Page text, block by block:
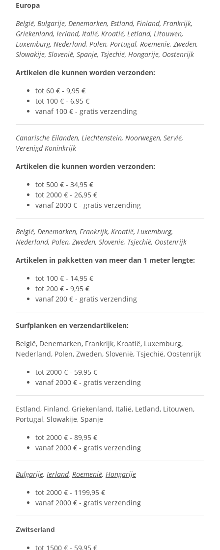
Europa
België, Bulgarije, Denemarken, Estland, Finland, Frankrijk,
Griekenland, Ierland, Italië, Kroatië, Letland, Litouwen,
Luxemburg, Nederland, Polen, Portugal, Roemenië, Zweden,
Slowakije, Slovenië, Spanje, Tsjechië, Hongarije, Oostenrijk
Artikelen die kunnen worden verzonden:
tot 60 € - 9,95 €
tot 100 € - 6,95 €
vanaf 100 € - gratis verzending
Canarische Eilanden, Liechtenstein, Noorwegen, Servië,
Verenigd Koninkrijk
Artikelen die kunnen worden verzonden:
tot 500 € - 34,95 €
tot 2000 € - 26,95 €
vanaf 2000 € - gratis verzending
België, Denemarken, Frankrijk, Kroatië, Luxemburg,
Nederland, Polen, Zweden, Slovenië, Tsjechië, Oostenrijk
Artikelen in pakketten van meer dan 1 meter lengte:
tot 100 € - 14,95 €
tot 200 € - 9,95 €
vanaf 200 € - gratis verzending
Surfplanken en verzendartikelen:
België, Denemarken, Frankrijk, Kroatië, Luxemburg,
Nederland, Polen, Zweden, Slovenië, Tsjechië, Oostenrijk
tot 2000 € - 59,95 €
vanaf 2000 € - gratis verzending
Estland, Finland, Griekenland, Italië, Letland, Litouwen,
Portugal, Slowakije, Spanje
tot 2000 € - 89,95 €
vanaf 2000 € - gratis verzending
Bulgarije, Ierland, Roemenië, Hongarije
tot 2000 € - 1199,95 €
vanaf 2000 € - gratis verzending
Zwitserland
tot 1500 € - 59,95 €